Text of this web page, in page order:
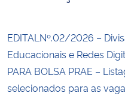
EDITALNº.02/2026 –
Educacionais e Redes
PARA BOLSA PRAE –
selecionados para as